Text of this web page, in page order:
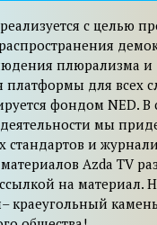
с целью
плюрализма и
платформы для всех
фондом NED. В
мы
и
Azda TV
на материал.
краеугольный камень